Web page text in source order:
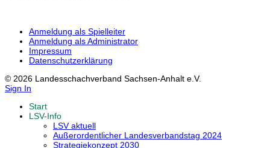
Anmeldung als Spielleiter
Anmeldung als Administrator
Impressum
Datenschutzerklärung
© 2026 Landesschachverband Sachsen-Anhalt e.V.
Sign In
Start
LSV-Info
LSV aktuell
Außerordentlicher Landesverbandstag 2024
Strategiekonzept 2030